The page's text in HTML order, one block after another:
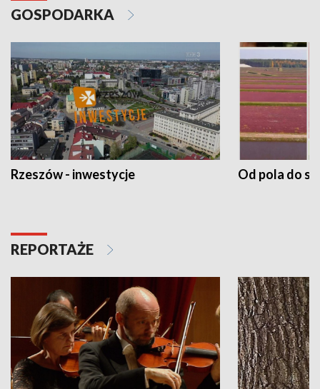
GOSPODARKA
Rzeszów - inwestycje Od pola do
REPORTAŻE